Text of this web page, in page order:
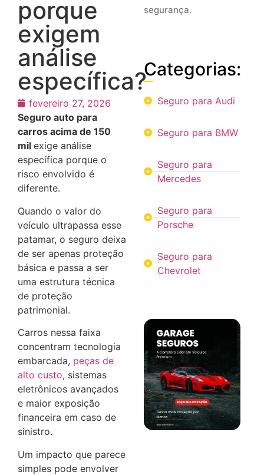
porque
exigem
análise
específica?
fevereiro 27, 2026
Seguro auto para
carros acima de 150
mil exige análise
específica porque o
risco envolvido é
diferente.
Quando o valor do
veículo ultrapassa esse
patamar, o seguro deixa
de ser apenas proteção
básica e passa a ser
uma estrutura técnica
de proteção
patrimonial.
Carros nessa faixa
concentram tecnologia
embarcada, peças de
alto custo, sistemas
eletrônicos avançados
e maior exposição
financeira em caso de
sinistro.
Um impacto que parece
simples pode envolver
segurança.
Categorias:
Seguro para Audi
Seguro para BMW
Seguro para
Mercedes
Seguro para
Porsche
Seguro para
Chevrolet